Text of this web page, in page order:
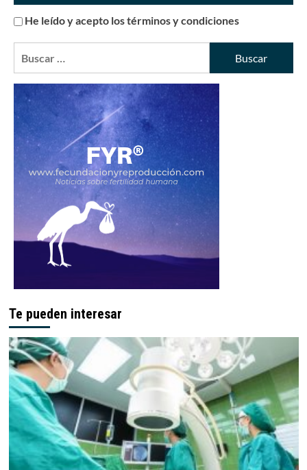
He leído y acepto los términos y condiciones
Te pueden interesar